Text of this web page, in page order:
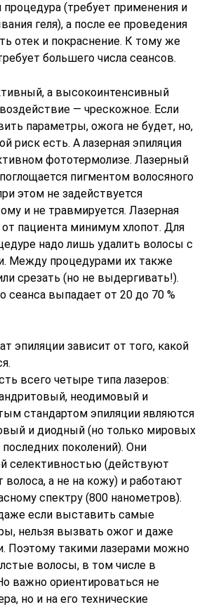
процедура (требует применения и
геля), а после ее проведения
отек и покраснение. К тому же
большего числа сеансов.
а высокоинтенсивный
— чрескожное. Если
параметры, ожога не будет, но,
риск есть. А лазерная эпиляция
фототермолизе. Лазерный
пигментом волосяного
этом не задействуется
и не травмируется. Лазерная
от пациента минимум хлопот. Для
надо лишь удалить волосы с
Между процедурами их также
срезать (но не выдергивать!).
сеанса выпадает от 20 до 70 %
эпиляции зависит от того, какой
всего четыре типа лазеров:
неодимовый и
стандартом эпиляции являются
и диодный (но только мировых
поколений). Они
селективностью (действуют
волоса, а не на кожу) и работают
спектру (800 нанометров).
если выставить самые
нельзя вызвать ожог и даже
Поэтому такими лазерами можно
волосы, в том числе в
важно ориентироваться не
но и на его технические